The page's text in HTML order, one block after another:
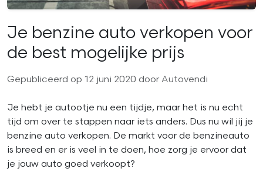
Je benzine auto verkopen voor
de best mogelijke prijs
Gepubliceerd op 12 juni 2020 door Autovendi
Je hebt je autootje nu een tijdje, maar het is nu echt
tijd om over te stappen naar iets anders. Dus nu wil jij je
benzine auto verkopen. De markt voor de benzineauto
is breed en er is veel in te doen, hoe zorg je ervoor dat
je jouw auto goed verkoopt?